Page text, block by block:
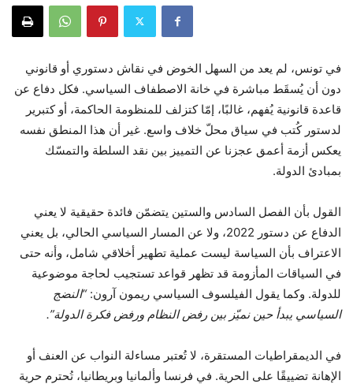
في تونس، لم يعد من السهل الخوض في نقاش دستوري أو قانوني
دون أن يُسقَط مباشرة في خانة الاصطفاف السياسي. فكل دفاع عن
قاعدة قانونية يُفهم، غالبًا، إمّا كتزلف للمنظومة الحاكمة، أو كتبرير
لدستور كُتب في سياق محلّ خلاف واسع. غير أن هذا المنطق نفسه
يعكس أزمة أعمق عجزنا عن التمييز بين نقد السلطة والتمسّك
بمبادئ الدولة.
القول بأن الفصل السادس والستين يتضمّن فائدة حقيقية لا يعني
الدفاع عن دستور 2022، ولا عن المسار السياسي الحالي، بل يعني
الاعتراف بأن السياسة ليست عملية تطهير أخلاقي شامل، وأنه حتى
في السياقات المأزومة قد تظهر قواعد تستجيب لحاجة موضوعية
للدولة. وكما يقول الفيلسوف السياسي ريمون آرون:“النضج
السياسي يبدأ حين نميّز بين رفض النظام ورفض فكرة الدولة”.
في الديمقراطيات المستقرة، لا تُعتبر مساءلة النواب عن العنف أو
الإهانة تضييقًا على الحرية. في فرنسا وألمانيا وبريطانيا، تُحترم حرية